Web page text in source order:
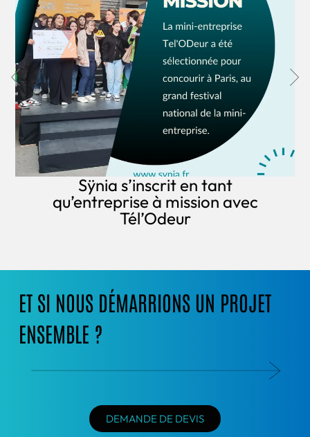
Sÿnia s’inscrit en tant
qu’entreprise à mission avec
Tél’Odeur
ET SI NOUS DÉMARRIONS UN PROJET
ENSEMBLE ?
DEMANDE DE DEVIS